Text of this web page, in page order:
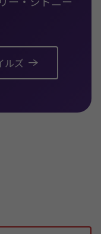
ン証券取引所
ルズ